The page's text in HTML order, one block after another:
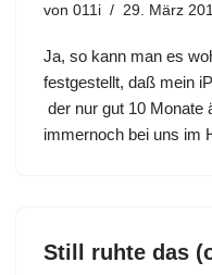
von 011i 29. März
Ja, so kann man es
festgestellt, daß mein
der nur gut 10 Monate
immernoch bei uns im
Still ruhte das